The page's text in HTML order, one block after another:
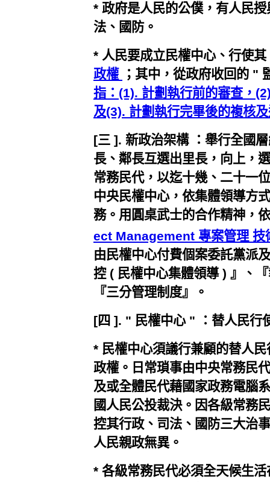
* 政府是人民的公僕，有人民
法、國防。
* 人民要成立民權中心、行使其
政權
；其中，從政府收回的 "
指：(1). 計劃執行前的審查，
及(3). 計劃執行完畢後的複核
[三 ]. 新政治架構 ：舉行全國
長、鄰長互選出里長，向上，
常務民代，以迄十幾、二十一
中央民權中心，依集體領導方
務。用圓桌武士的合作精神，
ect Management 專案管理 技
由民權中心付費個案委託黨派
控 ( 民權中心集體領導 ) 』、
『三分管理制度』。
[四 ]. " 民權中心 " ：替人民行
* 民權中心須議行兼顧的替人
政權。日常瑣事由中央常務民
及或全體民代藉國家政務電腦
國人民公投裁決。因各級常務
控其行政、司法、國防三大治
人民親政無異。
* 各級常務民代必須全天候生